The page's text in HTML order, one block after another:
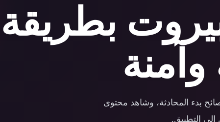
بطريقة
بدء المحادثة، وشاهد محتوى
إلى التطبيق.